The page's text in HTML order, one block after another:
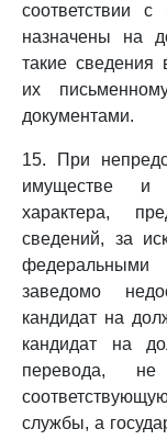
соответствии
назначены на
такие
их
документами.
15. При
имуществе и
характера,
сведений, за
федеральными
заведомо
кандидат на
кандидат на
перевода,
службы, а